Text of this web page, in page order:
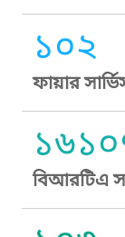
১০২
ফায়ার
বিআরটিএ